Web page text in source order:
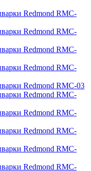
Redmond RMC-
Redmond RMC-
Redmond RMC-
Redmond RMC-
Redmond RMC-03
Redmond RMC-
Redmond RMC-
Redmond RMC-
Redmond RMC-
Redmond RMC-